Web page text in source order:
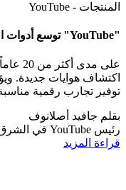
المنتجات - YouTube
"YouTube" توسع أدوات الرقابة المخصصة للعائلات في العالم العربي بإطلاق حسابات أطفال جديدة
توفير تجارب رقمية
بقلم جافيد أصلانوف
رئيس YouTube في الشرق الأوسط وشمال أفريقيا
قراءة المزيد